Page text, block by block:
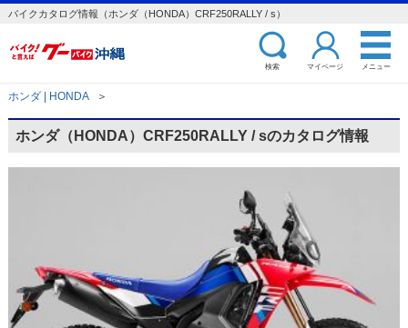
バイクカタログ情報（ホンダ（HONDA）CRF250RALLY / s）
検索 マイページ メニュー
ホンダ | HONDA ＞
ホンダ（HONDA）CRF250RALLY / sのカタログ情報